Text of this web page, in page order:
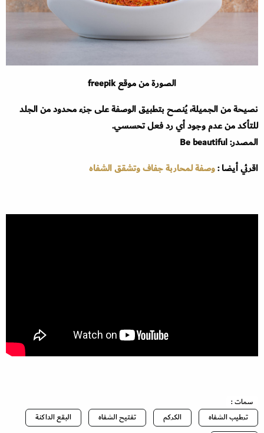
الصورة من موقع freepik
نصيحة من الجميلة، يُنصح بتطبيق الوصفة على جزء محدود من الجلد
للتأكد من عدم وجود أي رد فعل تحسسي.
المصدر: Be beautiful
اقرئي أيضا :وصفة لمحاربة جفاف وتشقق الشفاه
سمات :
ترطيب الشفاه
الكركم تفتيح الشفاه
البقع الداكنة